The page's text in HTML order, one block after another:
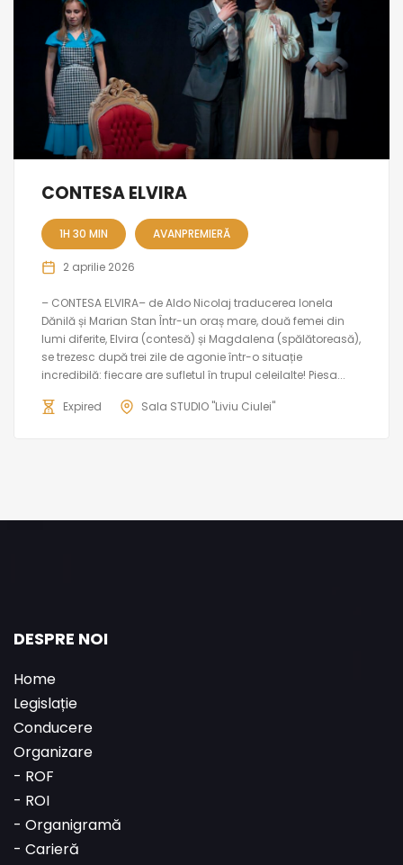
CONTESA ELVIRA
1H 30 MIN AVANPREMIERĂ
2 aprilie 2026
– CONTESA ELVIRA– de Aldo Nicolaj traducerea Ionela
Dănilă și Marian Stan Într-un oraș mare, două femei din
lumi diferite, Elvira (contesă) și Magdalena (spălătoreasă),
se trezesc după trei zile de agonie într-o situație
incredibilă: fiecare are sufletul în trupul celeilalte! Piesa...
Expired Sala STUDIO "Liviu Ciulei"
DESPRE NOI
Home
Legislație
Conducere
Organizare
- ROF
- ROI
- Organigramă
- Carieră